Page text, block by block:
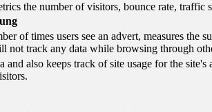
the number of visitors, bounce rate, traffic
of times users see an advert, measures the
not track any data while browsing through
also keeps track of site usage for the